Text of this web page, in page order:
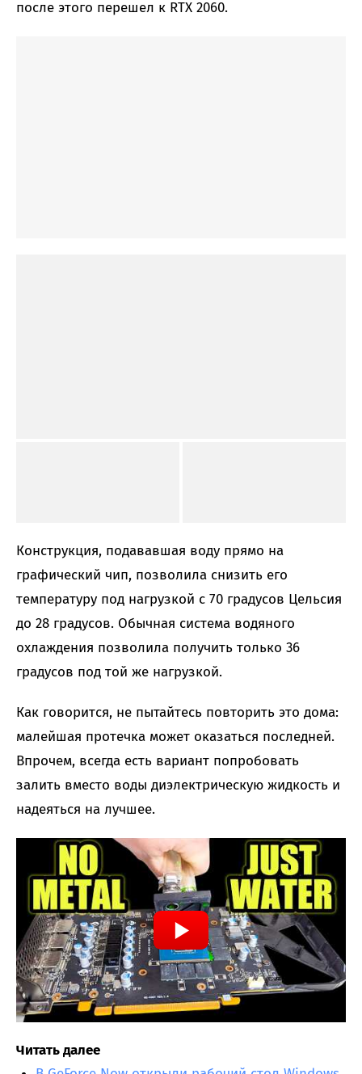
после этого перешел к RTX 2060.
Конструкция, подававшая воду прямо на
графический чип, позволила снизить его
температуру под нагрузкой с 70 градусов Цельсия
до 28 градусов. Обычная система водяного
охлаждения позволила получить только 36
градусов под той же нагрузкой.
Как говорится, не пытайтесь повторить это дома:
малейшая протечка может оказаться последней.
Впрочем, всегда есть вариант попробовать
залить вместо воды диэлектрическую жидкость и
надеяться на лучшее.
Читать далее